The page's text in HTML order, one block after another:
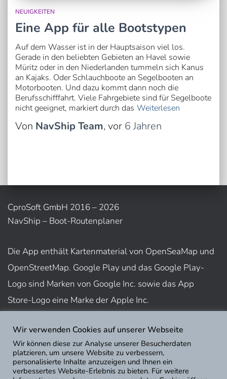
NEUIGKEITEN
Eine App für alle Bootstypen
Auf dem Wasser ist in der Hauptsaison viel los.
Gerade in den beliebten Gebieten an Havel sowie
Müritz oder in den Niederlanden tummeln sich Kanus
an Kajaks. Oder Schlauchboote an Segelbooten an
Motorbooten. Und dazu kommt dann noch die
Berufsschifffahrt. Viele Fahrgebiete sind für Segelboote
nicht geeignet, markiert durch das Weiterlesen
Von NavShip Team, vor 6 Jahren
CproSoft GmbH 2016 – 2026
NavShip – Boot-Routenplaner
Die App enthält Kartenmaterial von OpenSeaMap und
OpenStreetMap. Google Play und das Google Play-
Logo sind Marken von Google Inc. sowie das App
Store-Logo eine Marke der Apple Inc.
Nutzungsbedingungen
Impressum
Datenschutz
Wir verwenden Cookies auf unserer Webseite
Wir können diese zur Analyse unserer Besucherdaten
platzieren, um unsere Website zu verbessern,
personalisierte Inhalte anzuzeigen und Ihnen ein
verbessertes Website-Erlebnis zu bieten. Für weitere